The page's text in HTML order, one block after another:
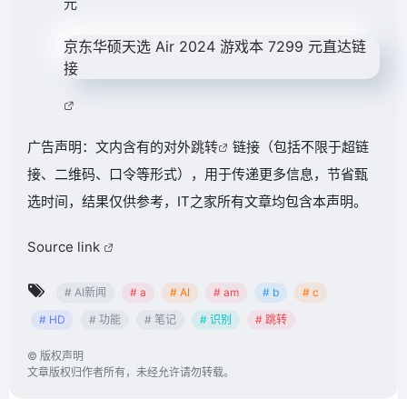
京东华硕天选 Air 2024 游戏本 7299 元直达链
接
广告声明：文内含有的对外跳转
链接（包括不限于超链
接、二维码、口令等形式），用于传递更多信息，节省甄
选时间，结果仅供参考，IT之家所有文章均包含本声明。
Source link
# AI新闻 # a # AI # am # b
# c
# HD
# 功能 # 笔记 # 识别 # 跳转
© 版权声明
文章版权归作者所有，未经允许请勿转载。